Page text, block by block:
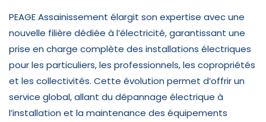
PEAGE Assainissement élargit son expertise avec une
nouvelle filière dédiée à l’électricité, garantissant une
prise en charge complète des installations électriques
pour les particuliers, les professionnels, les copropriétés
et les collectivités. Cette évolution permet d’offrir un
service global, allant du dépannage électrique à
l’installation et la maintenance des équipements